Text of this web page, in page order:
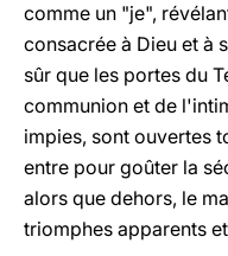
comme un "je",
consacrée à Dieu et à
sûr que les portes du
communion et de
impies, sont ouvertes
entre pour goûter la
alors que dehors, le
triomphes apparents